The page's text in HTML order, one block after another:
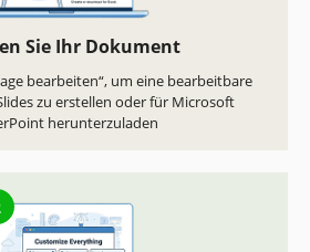
Sie Ihr Dokument
bearbeiten“, um eine bearbeitbare
zu erstellen oder für Microsoft
herunterzuladen